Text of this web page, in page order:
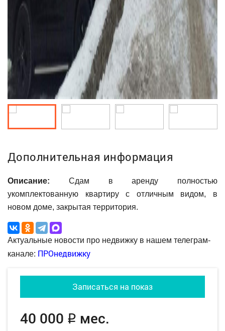
Дополнительная информация
Описание: Сдам в аренду полностью
укомплектованную квартиру с отличным видом, в
новом доме, закрытая территория.
Актуальные новости про недвижку в нашем телеграм-
канале: ПРОнедвижку
Записаться на показ
40 000 q мес.